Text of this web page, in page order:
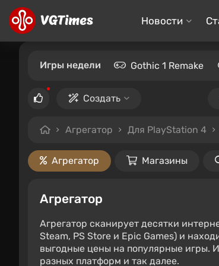
Новости
Игры недели Gothic 1 Remake
Создать
Агрегатор Для PlayStation 4
Агрегатор Магазины
Агрегатор
Агрегатор сканирует десятки
Steam, PS Store и Epic Games) и
выгодные цены на популярные игры.
разных платформ и так далее.